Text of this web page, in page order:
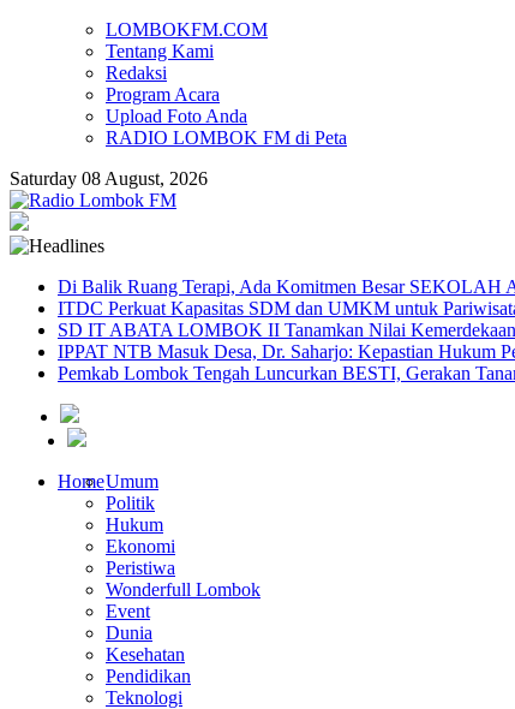
LOMBOKFM.COM
Tentang Kami
Redaksi
Program Acara
Upload Foto Anda
RADIO LOMBOK FM di Peta
Saturday 08 August, 2026
Di Balik Ruang Terapi, Ada Komitmen Besar
ITDC Perkuat Kapasitas SDM dan UMKM untuk
SD IT ABATA LOMBOK II Tanamkan Nilai
IPPAT NTB Masuk Desa, Dr. Saharjo: Kepastian Hukum
Pemkab Lombok Tengah Luncurkan BESTI, Gerakan
HomeUmum
Politik
Hukum
Ekonomi
Peristiwa
Wonderfull Lombok
Event
Dunia
Kesehatan
Pendidikan
Teknologi